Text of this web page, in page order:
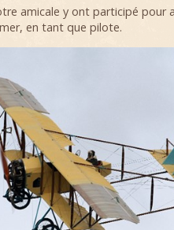
amicale y ont participé pour
en tant que pilote.